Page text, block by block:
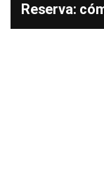
Reserva: